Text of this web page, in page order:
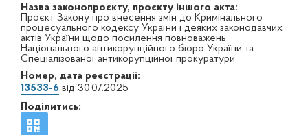
Назва законопроєкту, проєкту іншого акта:
Проєкт Закону про внесення змін до Кримінального
процесуального кодексу України і деяких законодавчих
актів України щодо посилення повноважень
Національного антикорупційного бюро України та
Спеціалізованої антикорупційної прокуратури
Номер, дата реєстрації:
13533-6 від 30.07.2025
Поділитись: